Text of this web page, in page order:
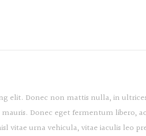
elit. Donec non mattis nulla, in
Donec eget fermentum libero,
vitae urna vehicula, vitae iaculis leo